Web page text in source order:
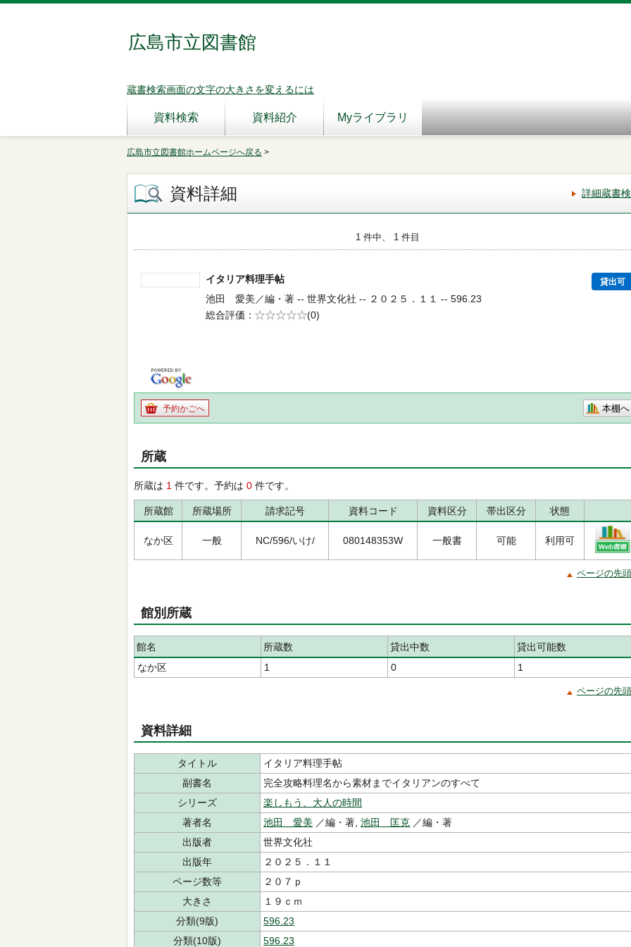
広島市立図書館
蔵書検索画面の文字の大きさを変えるには
資料検索 資料紹介 Myライブラリ
広島市立図書館ホームページへ戻る >
資料詳細 詳細蔵書
1 件中、 1 件目
イタリア料理手帖 貸出可
池田 愛美／編・著 -- 世界文化社 -- ２０２５．１１ -- 596.23
総合評価
5段階評価
(0)
予約かごへ 本棚へ
所蔵
所蔵は 1 件です。予約は 0 件です。
所蔵館 所蔵場所 請求記号 資料コード 資料区分 帯出区分 状態
なか区 一般 NC/596/いけ/ 080148353W 一般書 可能 利用可
ページの先
館別所蔵
館名 所蔵数 貸出中数
貸出可能数
なか区
1 0 1
ページの先
資料詳細
タイトル
イタリア料理手帖
副書名
完全攻略料理名から素材までイタリアンのすべて
シリーズ
楽しもう、大人の時間
著者名
池田 愛美 ／編・著, 池田 匡克 ／編・著
出版者
世界文化社
出版年
２０２５．１１
ページ数等
２０７ｐ
大きさ
１９ｃｍ
分類(9版)
596.23
分類(10版)
596.23